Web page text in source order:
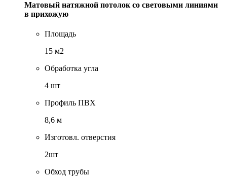
Матовый натяжной потолок со световыми линиями
в прихожую
Площадь
15 м2
Обработка угла
4 шт
Профиль ПВХ
8,6 м
Изготовл. отверстия
2шт
Обход трубы